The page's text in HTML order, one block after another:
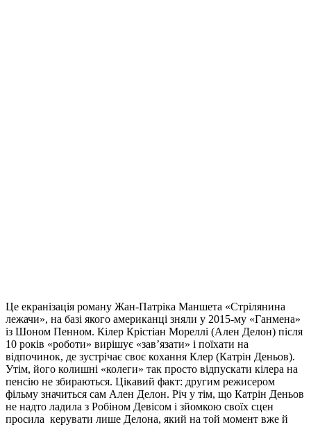
Це екранізація роману Жан-Патріка Маншета «Стрілянина
лежачи», на базі якого американці зняли у 2015-му «Ганмена»
із Шоном Пенном. Кілер Крістіан Мореллі (Ален Делон) після
10 років «роботи» вирішує «зав’язати» і поїхати на
відпочинок, де зустрічає своє кохання Клер (Катрін Деньов).
Утім, його колишні «колеги» так просто відпускати кілера на
пенсію не збираються. Цікавий факт: другим режисером
фільму значиться сам Ален Делон. Річ у тім, що Катрін Деньов
не надто ладила з Робіном Девісом і зйомкою своїх сцен
просила керувати лише Делона, який на той момент вже й